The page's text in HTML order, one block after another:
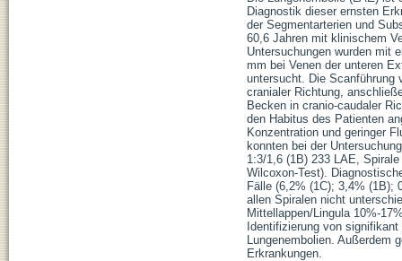
Diagnostik dieser ernsten
der Segmentarterien und
60,6 Jahren mit klinischem
Untersuchungen wurden mit
mm bei Venen der unteren
untersucht. Die Scanführung
cranialer Richtung,
Becken in cranio-caudaler
den Habitus des Patienten
Konzentration und geringer
konnten bei der
1:3/1,6 (1B) 233 LAE,
Wilcoxon-Test).
Fälle (6,2% (1C); 3,4% (1B);
allen Spiralen nicht
Mittellappen/Lingula 10%-
Identifizierung von
Lungenembolien. Außerdem
Erkrankungen.